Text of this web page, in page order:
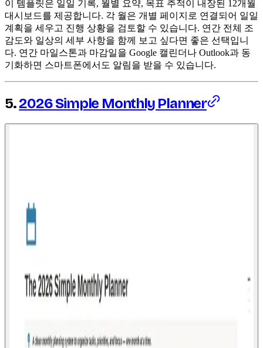
이 템플릿은 일일 기록, 월별 요약, 목표 추적이 내장된 12개월
대시보드를 제공합니다. 각 월은 개별 페이지로 연결되어 일일
계획을 세우고 진행 상황을 검토할 수 있습니다. 연간 전체 조
감도와 일상의 세부 사항을 함께 보고 싶다면 좋은 선택입니
다. 연간 마일스톤과 마감일을 Google 캘린더나 Outlook과 동
기화하면 스마트폰에서도 알림을 받을 수 있습니다.
5.2026 Simple Monthly Planner